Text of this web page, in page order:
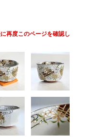
再度このページを確認し